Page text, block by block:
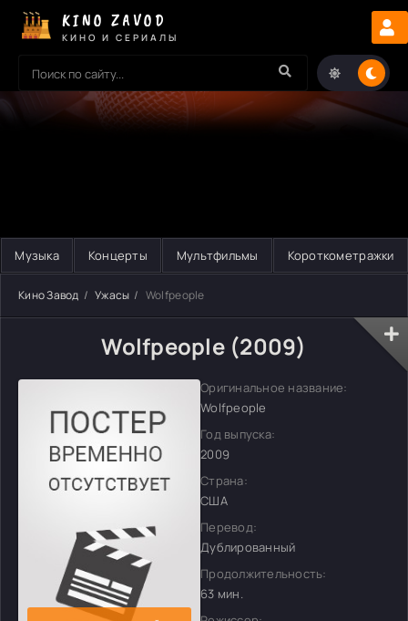
KINO ZAVOD
КИНО И СЕРИАЛЫ
Музыка Концерты Мультфильмы Короткометражки
Кино Завод Ужасы Wolfpeople
Wolfpeople (2009)
Оригинальное название:
Wolfpeople
Год выпуска:
2009
Страна:
США
Перевод:
Дублированный
Продолжительность:
63 мин.